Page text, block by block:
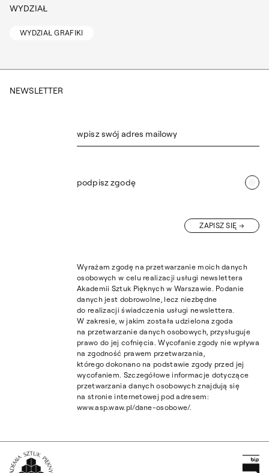
WYDZIAŁ
WYDZIAŁ GRAFIKI
NEWSLETTER
wpisz swój adres mailowy
podpisz zgodę
ZAPISZ SIĘ
Wyrażam zgodę na przetwarzanie moich danych
osobowych w celu realizacji usługi newslettera
Akademii Sztuk Pięknych w Warszawie. Podanie
danych jest dobrowolne, lecz niezbędne
do realizacji świadczenia usługi newslettera.
W zakresie, w jakim została udzielona zgoda
na przetwarzanie danych osobowych, przysługuje
prawo do jej cofnięcia. Wycofanie zgody nie wpływa
na zgodność prawem przetwarzania,
którego dokonano na podstawie zgody przed jej
wycofaniem. Szczegółowe informacje dotyczące
przetwarzania danych osobowych znajdują się
na stronie internetowej pod adresem:
www.asp.waw.pl/dane-osobowe/.